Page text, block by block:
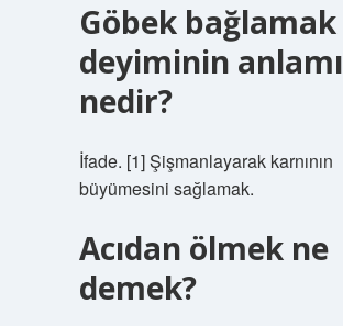
Göbek bağlamak
deyiminin anlamı
nedir?
İfade. [1] Şişmanlayarak karnının
büyümesini sağlamak.
Acıdan ölmek ne
demek?